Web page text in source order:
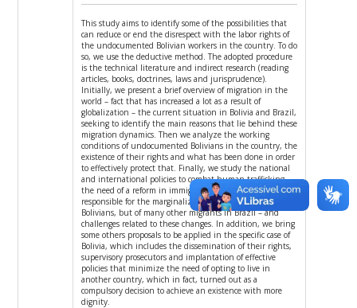
This study aims to identify some of the possibilities that
can reduce or end the disrespect with the labor rights of
the undocumented Bolivian workers in the country. To do
so, we use the deductive method. The adopted procedure
is the technical literature and indirect research (reading
articles, books, doctrines, laws and jurisprudence).
Initially, we present a brief overview of migration in the
world – fact that has increased a lot as a result of
globalization – the current situation in Bolivia and Brazil,
seeking to identify the main reasons that lie behind these
migration dynamics. Then we analyze the working
conditions of undocumented Bolivians in the country, the
existence of their rights and what has been done in order
to effectively protect that. Finally, we study the national
and international policies to combat human trafficking,
the need of a reform in immigration policies – largely
responsible for the marginalization not only of the
Bolivians, but of many other migrants in Brazil – and
challenges related to these changes. In addition, we bring
some others proposals to be applied in the specific case of
Bolivia, which includes the dissemination of their rights,
supervisory prosecutors and implantation of effective
policies that minimize the need of opting to live in
another country, which in fact, turned out as a
compulsory decision to achieve an existence with more
dignity.